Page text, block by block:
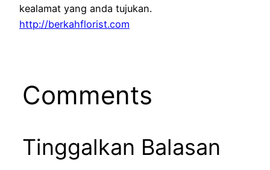
kealamat yang anda tujukan.
http://berkahflorist.com
Comments
Tinggalkan Balasan